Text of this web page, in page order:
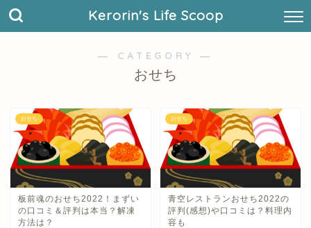
Kerorin's Life Scoop
― CATEGORY ―
おせち
おせち
板前魂のおせち2022！まずい
の口コミ＆評判は本当？解凍
方法は？
おせち
青空レストランおせち2022の
評判(感想)や口コミは？料理内
容も